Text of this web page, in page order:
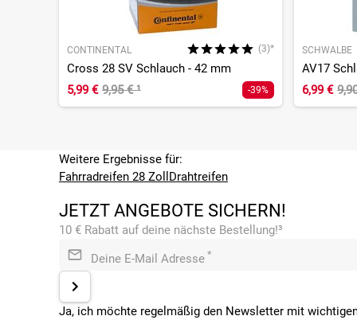
CONTINENTAL (3)*
Cross 28 SV Schlauch - 42 mm
5,99 € 9,95 €¹ -39%
SCHWALBE
AV17
6,99 €
Weitere Ergebnisse für:
Fahrradreifen 28 Zoll Drahtreifen
JETZT ANGEBOTE SICHERN!
10 € Rabatt auf deine nächste Bestellung!³
Deine E-Mail Adresse *
Ja, ich möchte regelmäßig den Newsletter mit